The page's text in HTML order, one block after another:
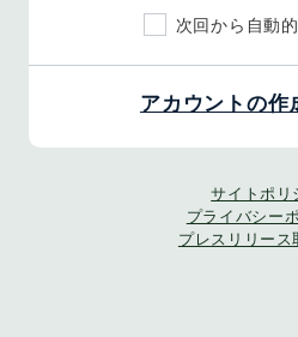
次回から自動
アカウントの作
サイトポリ
プライバシー
プレスリリース